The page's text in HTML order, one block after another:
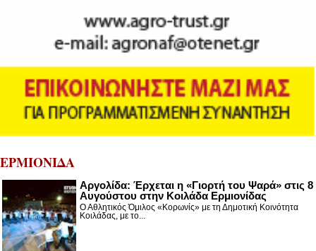
ΕΡΜΙΟΝΙΔΑ
Αργολίδα: Έρχεται η «Γιορτή του Ψαρά» στις 8
Αυγούστου στην Κοιλάδα Ερμιονίδας
Ο Αθλητικός Όμιλος «Κορωνίς» με τη Δημοτική Κοινότητα
Κοιλάδας, με το...